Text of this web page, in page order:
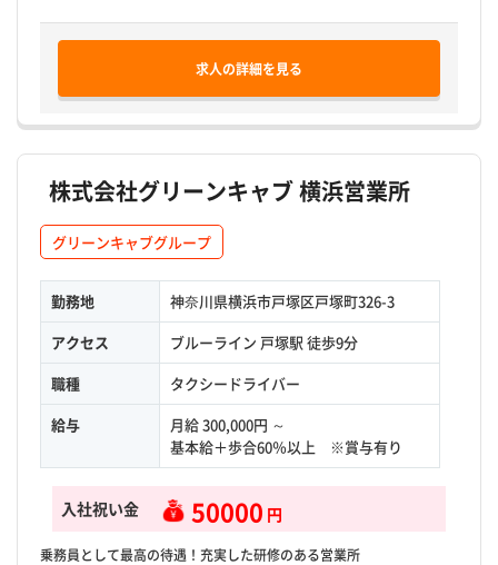
求人の詳細を見る
株式会社グリーンキャブ 横浜営業所
グリーンキャブグループ
勤務地
神奈川県横浜市戸塚区戸塚町326-3
アクセス
ブルーライン 戸塚駅 徒歩9分
職種
タクシードライバー
給与
月給 300,000円 ～
基本給＋歩合60％以上 ※賞与有り
入社祝い金 50000 円
乗務員として最高の待遇！充実した研修のある営業所